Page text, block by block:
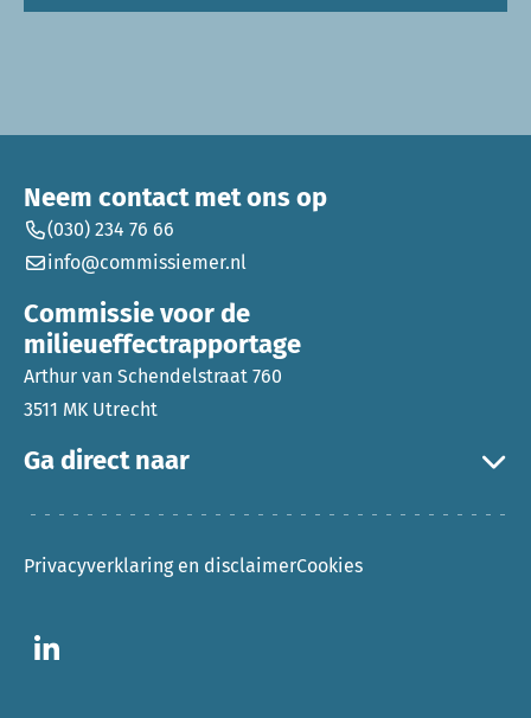
Ga direct naar
Neem contact met ons op
(030) 234 76 66
info@commissiemer.nl
Commissie voor de
milieueffectrapportage
Arthur van Schendelstraat 760
3511 MK Utrecht
Privacyverklaring en disclaimerCookies
Ga naar LinkedIn